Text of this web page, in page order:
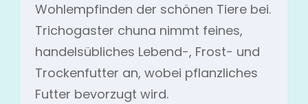
Wohlempfinden der schönen Tiere bei.
Trichogaster chuna nimmt feines,
handelsübliches Lebend-, Frost- und
Trockenfutter an, wobei pflanzliches
Futter bevorzugt wird.